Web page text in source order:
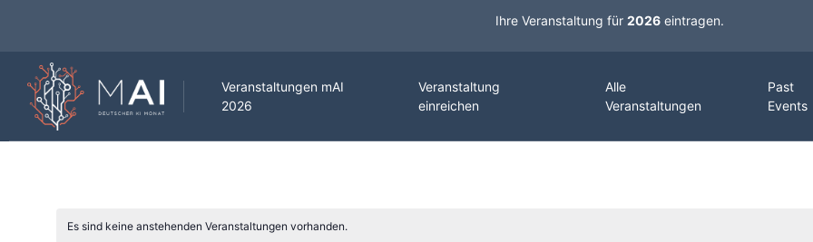
Ihre Veranstaltung für 2026 eintragen.
Veranstaltungen mAI
2026
Veranstaltung
einreichen
Alle
Veranstaltungen
Past
Events
Es sind keine anstehenden Veranstaltungen vorhanden.